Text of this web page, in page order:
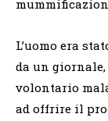
L’uomo era
da un giornale,
volontario
ad offrire il